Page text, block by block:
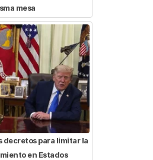
mesa
decretos para limitar la
en Estados